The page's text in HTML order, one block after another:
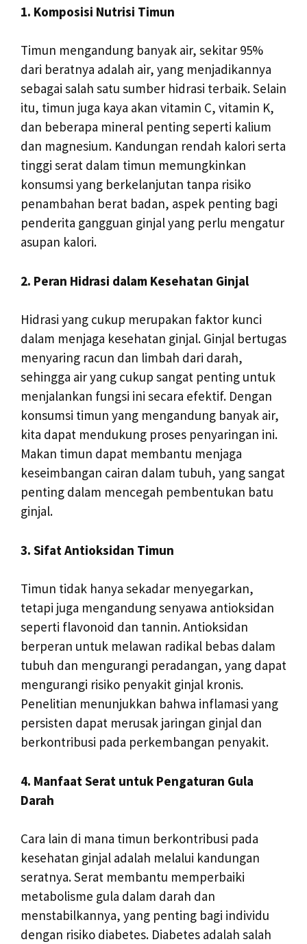
1. Komposisi Nutrisi Timun
Timun mengandung banyak air, sekitar 95%
dari beratnya adalah air, yang menjadikannya
sebagai salah satu sumber hidrasi terbaik. Selain
itu, timun juga kaya akan vitamin C, vitamin K,
dan beberapa mineral penting seperti kalium
dan magnesium. Kandungan rendah kalori serta
tinggi serat dalam timun memungkinkan
konsumsi yang berkelanjutan tanpa risiko
penambahan berat badan, aspek penting bagi
penderita gangguan ginjal yang perlu mengatur
asupan kalori.
2. Peran Hidrasi dalam Kesehatan Ginjal
Hidrasi yang cukup merupakan faktor kunci
dalam menjaga kesehatan ginjal. Ginjal bertugas
menyaring racun dan limbah dari darah,
sehingga air yang cukup sangat penting untuk
menjalankan fungsi ini secara efektif. Dengan
konsumsi timun yang mengandung banyak air,
kita dapat mendukung proses penyaringan ini.
Makan timun dapat membantu menjaga
keseimbangan cairan dalam tubuh, yang sangat
penting dalam mencegah pembentukan batu
ginjal.
3. Sifat Antioksidan Timun
Timun tidak hanya sekadar menyegarkan,
tetapi juga mengandung senyawa antioksidan
seperti flavonoid dan tannin. Antioksidan
berperan untuk melawan radikal bebas dalam
tubuh dan mengurangi peradangan, yang dapat
mengurangi risiko penyakit ginjal kronis.
Penelitian menunjukkan bahwa inflamasi yang
persisten dapat merusak jaringan ginjal dan
berkontribusi pada perkembangan penyakit.
4. Manfaat Serat untuk Pengaturan Gula
Darah
Cara lain di mana timun berkontribusi pada
kesehatan ginjal adalah melalui kandungan
seratnya. Serat membantu memperbaiki
metabolisme gula dalam darah dan
menstabilkannya, yang penting bagi individu
dengan risiko diabetes. Diabetes adalah salah